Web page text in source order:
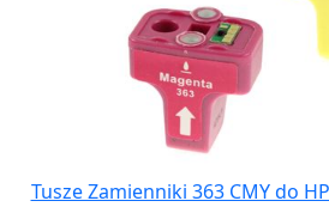
Tusze Zamienniki 363 CMY do